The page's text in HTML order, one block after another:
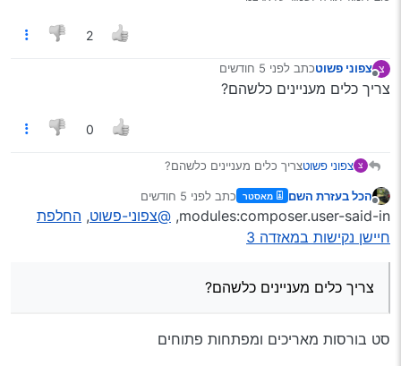
2
צ צפוני פשוטכתב לפני 5 חודשים
נערך לאחרונה על ידי
צריך כלים מעניינים כלשהם?
0
צ צפוני פשוטצריך כלים מעניינים כלשהם?
מנותק
הכל בעזרת השם מאסטר כתב לפני 5 חודשים
נערך לאחרונה על ידי
modules:composer.user-said-in, @צפוני-פשוט, החלפת
חיישן נקישות במאזדה 3
צריך כלים מעניינים כלשהם?
סט בורסות מאריכים ומפתחות פתוחים